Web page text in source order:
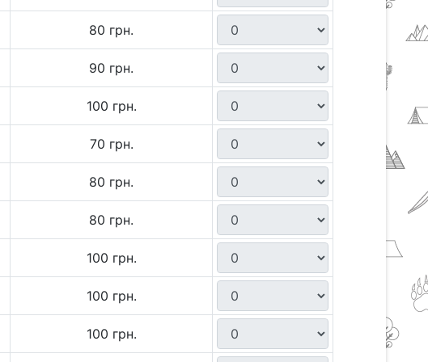
80 грн.
90 грн.
100 грн.
70 грн.
80 грн.
80 грн.
100 грн.
100 грн.
100 грн.